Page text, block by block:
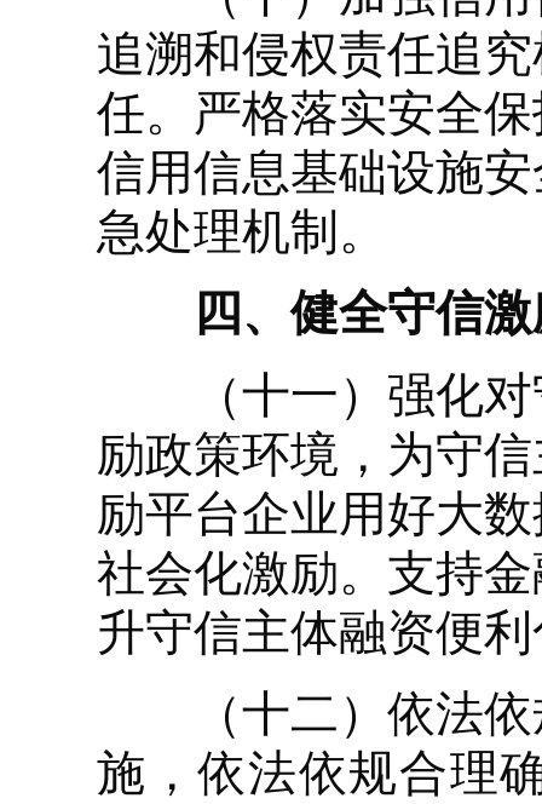
追溯和侵权责任追
任。严格落实安全
信用信息基础设施
急处理机制。
四、健全守信激
（十一）强化对
励政策环境，为守
励平台企业用好大
社会化激励。支持
升守信主体融资便
（十二）依法依
施，依法依规合理